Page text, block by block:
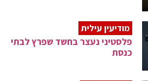
מודיעין עילית
פלסטיני נעצר בחשד שפרץ לבתי
כנסת